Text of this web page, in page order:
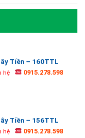
Tiền – 160TTL
hệ 0915.278.598
Tiền – 156TTL
hệ 0915.278.598